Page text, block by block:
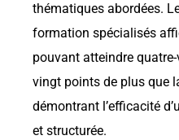
thématiques abordées.
formation spécialisés
pouvant atteindre
vingt points de plus que
démontrant l’efficacité
et structurée.